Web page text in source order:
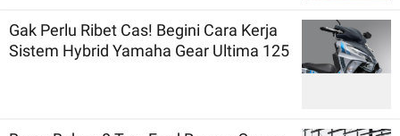
Gak Perlu Ribet Cas! Begini Cara Kerja
Sistem Hybrid Yamaha Gear Ultima 125